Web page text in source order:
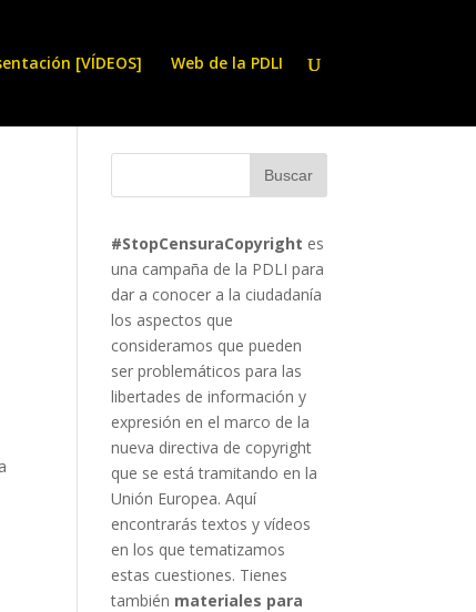
[VÍDEOS] Web de la PDLI
#StopCensuraCopyright es
una campaña de la PDLI para
dar a conocer a la ciudadanía
los aspectos que
consideramos que pueden
ser problemáticos para las
libertades de información y
expresión en el marco de la
nueva directiva de copyright
que se está tramitando en la
Unión Europea. Aquí
encontrarás textos y vídeos
en los que tematizamos
estas cuestiones. Tienes
también materiales para